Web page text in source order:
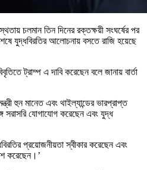
চলমান তিন দিনের রক্তক্ষয়ী সংঘর্ষের পর
যুদ্ধবিরতির আলোচনায় বসতে রাজি হয়েছে
ট্রাম্প এ দাবি করেছেন বলে জানায় বার্তা
হুন মানেত এবং থাইল্যান্ডের ভারপ্রাপ্ত
সরাসরি যোগাযোগ করেছেন এবং যুদ্ধ
প্রয়োজনীয়তা স্বীকার করেছেন এবং
করেছেন।’